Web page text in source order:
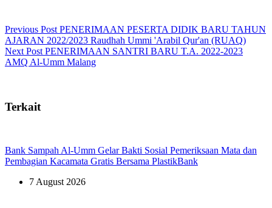
Previous Post PENERIMAAN PESERTA DIDIK BARU TAHUN
AJARAN 2022/2023 Raudhah Ummi 'Arabil Qur'an (RUAQ)
Next Post ⁣⁣PENERIMAAN SANTRI BARU T.A. 2022-2023⁣⁣
AMQ Al-Umm Malang
Terkait
Bank Sampah Al-Umm Gelar Bakti Sosial Pemeriksaan Mata dan
Pembagian Kacamata Gratis Bersama PlastikBank
7 August 2026